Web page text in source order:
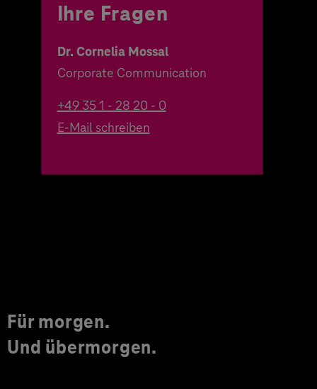
Ihre Fragen
Dr. Cornelia Mossal
Corporate Communication
+49 35 1 - 28 20 - 0
E-Mail schreiben
Für morgen.
Und übermorgen.